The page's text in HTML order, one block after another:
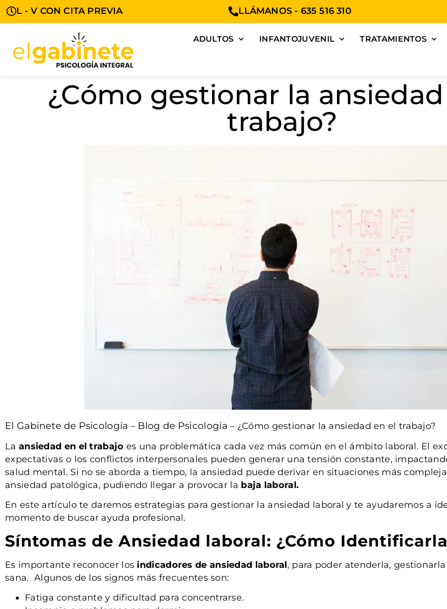
L - V CON CITA PREVIA LLÁMANOS - 635 516 310
ADULTOS INFANTOJUVENIL TRATAMIENTOS
¿Cómo gestionar la
trabajo?
El Gabinete de Psicología – Blog de Psicología – ¿Cómo gestionar la ansiedad en el trabajo?
La ansiedad en el trabajo es una problemática cada vez más común en el ámbito laboral. El
expectativas o los conflictos interpersonales pueden generar una tensión constante,
salud mental. Si no se aborda a tiempo, la ansiedad puede derivar en situaciones más
ansiedad patológica, pudiendo llegar a provocar la baja laboral.
En este artículo te daremos estrategias para gestionar la ansiedad laboral y te ayudaremos a
momento de buscar ayuda profesional.
Síntomas de Ansiedad laboral: ¿Cómo
Es importante reconocer los indicadoresde ansiedad laboral, para poder atenderla,
sana. Algunos de los signos más frecuentes son:
Fatiga constante y dificultad para concentrarse.